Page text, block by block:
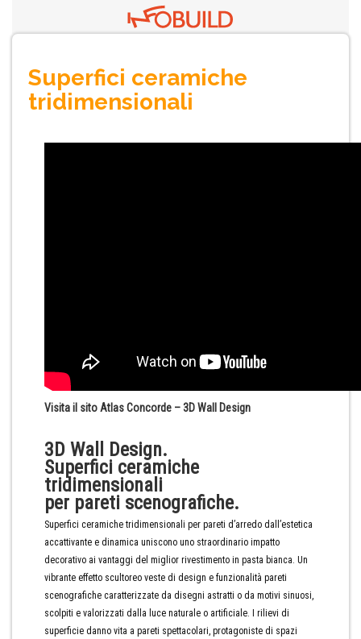
Superfici ceramiche
tridimensionali
Visita il sito Atlas Concorde – 3D Wall Design
3D Wall Design.
Superfici ceramiche
tridimensionali
per pareti scenografiche.
Superfici ceramiche tridimensionali per pareti d’arredo dall’estetica
accattivante e dinamica uniscono uno straordinario impatto
decorativo ai vantaggi del miglior rivestimento in pasta bianca. Un
vibrante effetto scultoreo veste di design e funzionalità pareti
scenografiche caratterizzate da disegni astratti o da motivi sinuosi,
scolpiti e valorizzati dalla luce naturale o artificiale. I rilievi di
superficie danno vita a pareti spettacolari, protagoniste di spazi